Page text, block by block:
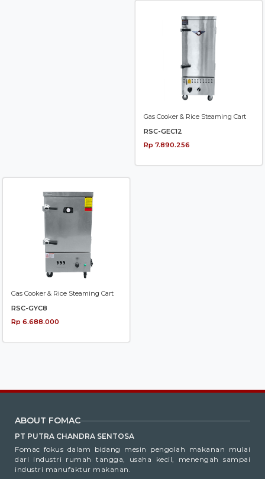
Gas Cooker & Rice Steaming Cart
RSC-GEC12
Rp 7.890.256
Gas Cooker & Rice Steaming Cart
RSC-GYC8
Rp 6.688.000
ABOUT FOMAC
PT PUTRA CHANDRA SENTOSA
Fomac fokus dalam bidang mesin pengolah makanan mulai
dari industri rumah tangga, usaha kecil, menengah sampai
industri manufaktur makanan.